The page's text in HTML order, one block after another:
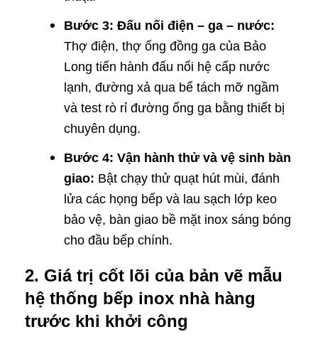
Bước 3: Đấu nối điện – ga – nước:
Thợ điện, thợ ống đồng ga của Bảo
Long tiến hành đấu nối hệ cấp nước
lạnh, đường xả qua bể tách mỡ ngầm
và test rò rỉ đường ống ga bằng thiết bị
chuyên dụng.
Bước 4: Vận hành thử và vệ sinh bàn
giao: Bật chạy thử quạt hút mùi, đánh
lửa các họng bếp và lau sạch lớp keo
bảo vệ, bàn giao bề mặt inox sáng bóng
cho đầu bếp chính.
2. Giá trị cốt lõi của bản vẽ mẫu
hệ thống bếp inox nhà hàng
trước khi khởi công